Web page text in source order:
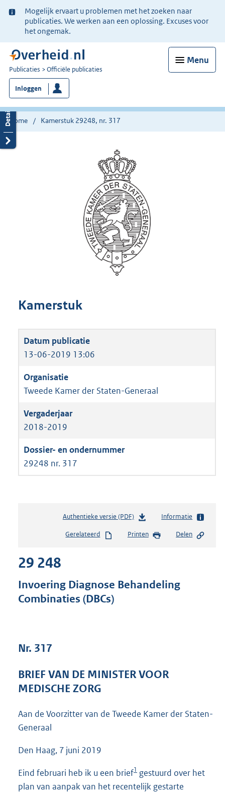
Ter
informatie:
Mogelijk ervaart u problemen met het zoeken naar
publicaties. We werken aan een oplossing. Excuses voor
het ongemak.
Menu
U
bent
nu
hier:
Publicaties Officiële publicaties
Inloggen
Home Kamerstuk 29248, nr. 317
Kamerstuk
13-06-2019 13:06
Tweede Kamer der Staten-Generaal
2018-2019
29248 nr. 317
Authentieke versie (PDF)b
s
s
:
b
Informatie
Gerelateerd Printen Delen
29 248
Invoering Diagnose Behandeling
Combinaties (DBCs)
Nr. 317
BRIEF VAN DE MINISTER VOOR
MEDISCHE ZORG
Aan de Voorzitter van de Tweede Kamer der Staten-
Generaal
Den Haag, 7 juni 2019
Eind februari heb ik u een brief1 gestuurd over het
plan van aanpak van het recentelijk gestarte